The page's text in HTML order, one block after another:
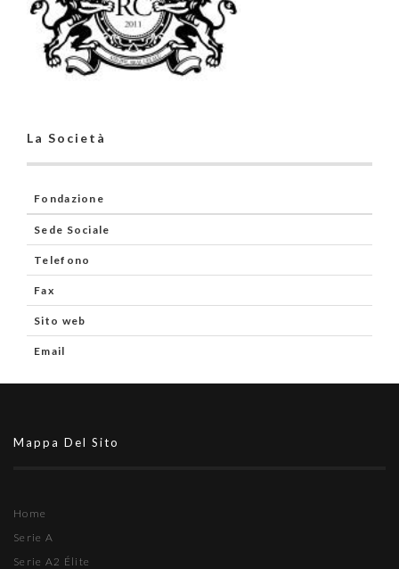
La Società
Fondazione
Sede Sociale
Telefono
Fax
Sito web
Email
Mappa Del Sito
Home
Serie A
Serie A2 Élite